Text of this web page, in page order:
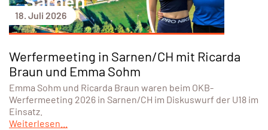
18. Juli 2026
Werfermeeting in Sarnen/CH mit Ricarda
Braun und Emma Sohm
Emma Sohm und Ricarda Braun waren beim OKB-
Werfermeeting 2026 in Sarnen/CH im Diskuswurf der U18 im
Einsatz.
Weiterlesen...